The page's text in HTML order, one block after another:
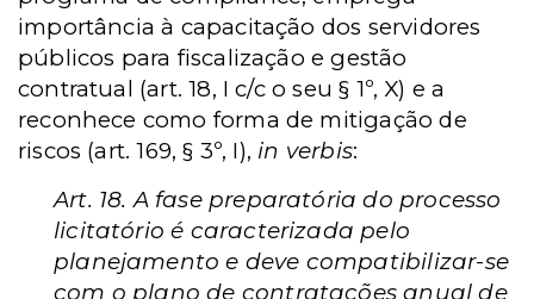
importância à capacitação dos servidores
públicos para fiscalização e gestão
contratual (art. 18, I c/c o seu § 1º, X) e a
reconhece como forma de mitigação de
riscos (art. 169, § 3º, I), in verbis:
Art. 18. A fase preparatória do processo
licitatório é caracterizada pelo
planejamento e deve compatibilizar-se
com o plano de contratações anual de